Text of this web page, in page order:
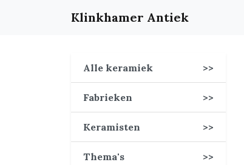
Klinkhamer Antiek
Alle keramiek >>
Fabrieken >>
Keramisten >>
Thema's >>